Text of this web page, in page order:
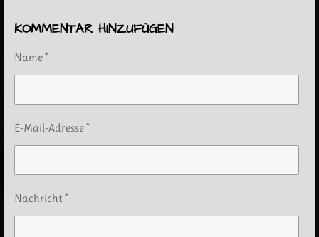
KOMMENTAR HINZUFÜGEN
Name *
E-Mail-Adresse *
Nachricht *